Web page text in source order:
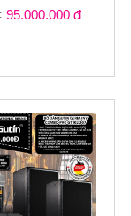
01
95.000.000 đ